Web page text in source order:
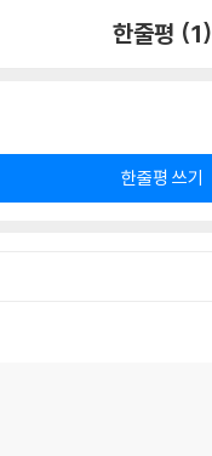
한줄평 (1)
한줄평 쓰기